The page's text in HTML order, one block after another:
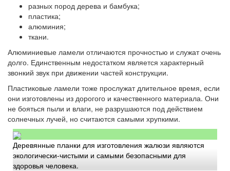
разных пород дерева и бамбука;
пластика;
алюминия;
ткани.
Алюминиевые ламели отличаются прочностью и служат очень
долго. Единственным недостатком является характерный
звонкий звук при движении частей конструкции.
Пластиковые ламели тоже прослужат длительное время, если
они изготовлены из дорогого и качественного материала. Они
не бояться пыли и влаги, не разрушаются под действием
солнечных лучей, но считаются самыми хрупкими.
Деревянные планки для изготовления жалюзи являются
экологически-чистыми и самыми безопасными для
здоровья человека.